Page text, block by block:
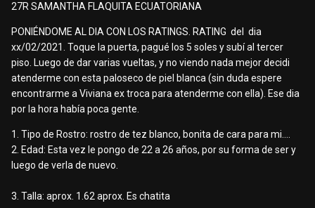
27R SAMANTHA FLAQUITA ECUATORIANA
PONIÉNDOME AL DIA CON LOS RATINGS. RATING del dia
xx/02/2021. Toque la puerta, pagué los 5 soles y subí al tercer
piso. Luego de dar varias vueltas, y no viendo nada mejor decidi
atenderme con esta paloseco de piel blanca (sin duda espere
encontrarme a Viviana ex troca para atenderme con ella). Ese dia
por la hora había poca gente.
1. Tipo de Rostro: rostro de tez blanco, bonita de cara para mi….
2. Edad: Esta vez le pongo de 22 a 26 años, por su forma de ser y
luego de verla de nuevo.
3. Talla: aprox. 1.62 aprox. Es chatita